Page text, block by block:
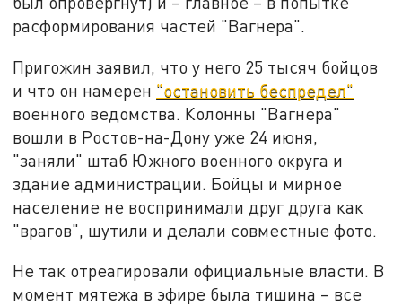
расформирования частей "Вагнера".
Пригожин заявил, что у него 25 тысяч бойцов
и что он намерен "остановить беспредел"
военного ведомства. Колонны "Вагнера"
вошли в Ростов-на-Дону уже 24 июня,
"заняли" штаб Южного военного округа и
здание администрации. Бойцы и мирное
население не воспринимали друг друга как
"врагов", шутили и делали совместные фото.
Не так отреагировали официальные власти. В
момент мятежа в эфире была тишина – все